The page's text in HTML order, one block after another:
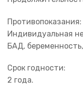
Противопоказания:
Индивидуальная
БАД,
Срок годности:
2 года.